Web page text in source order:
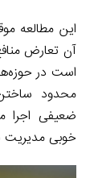
این مطالعه
آن تعارض
است در
محدود
ضعیفی اجرا
خوبی مدیریت